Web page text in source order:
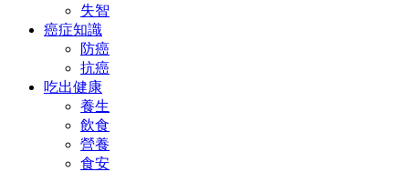
失智
癌症知識
防癌
抗癌
吃出健康
養生
飲食
營養
食安